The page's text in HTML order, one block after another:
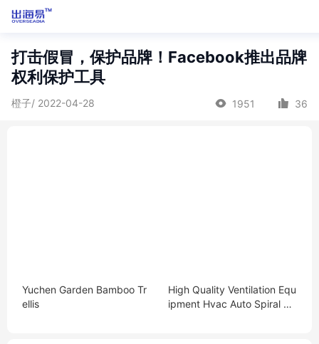
打击假冒，保护品牌！Facebook推出品牌
权利保护工具
橙子/ 2022-04-28 1951 36
Yuchen Garden Bamboo Tr
ellis
High Quality Ventilation Equ
ipment Hvac Auto Spiral Du